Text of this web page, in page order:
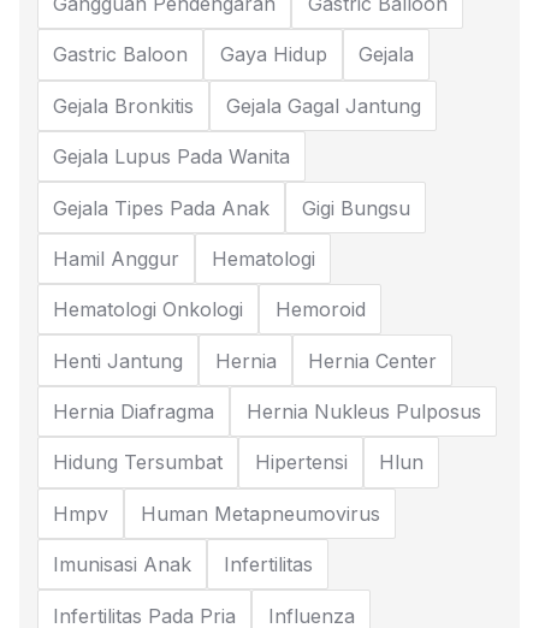
Gastric Baloon Gaya Hidup Gejala
Gejala Bronkitis Gejala Gagal Jantung
Gejala Lupus Pada Wanita
Gejala Tipes Pada Anak Gigi Bungsu
Hamil Anggur Hematologi
Hematologi Onkologi Hemoroid
Henti Jantung Hernia Hernia Center
Hernia Diafragma Hernia Nukleus Pulposus
Hidung Tersumbat Hipertensi Hlun
Hmpv Human Metapneumovirus
Imunisasi Anak Infertilitas
Infertilitas Pada Pria Influenza